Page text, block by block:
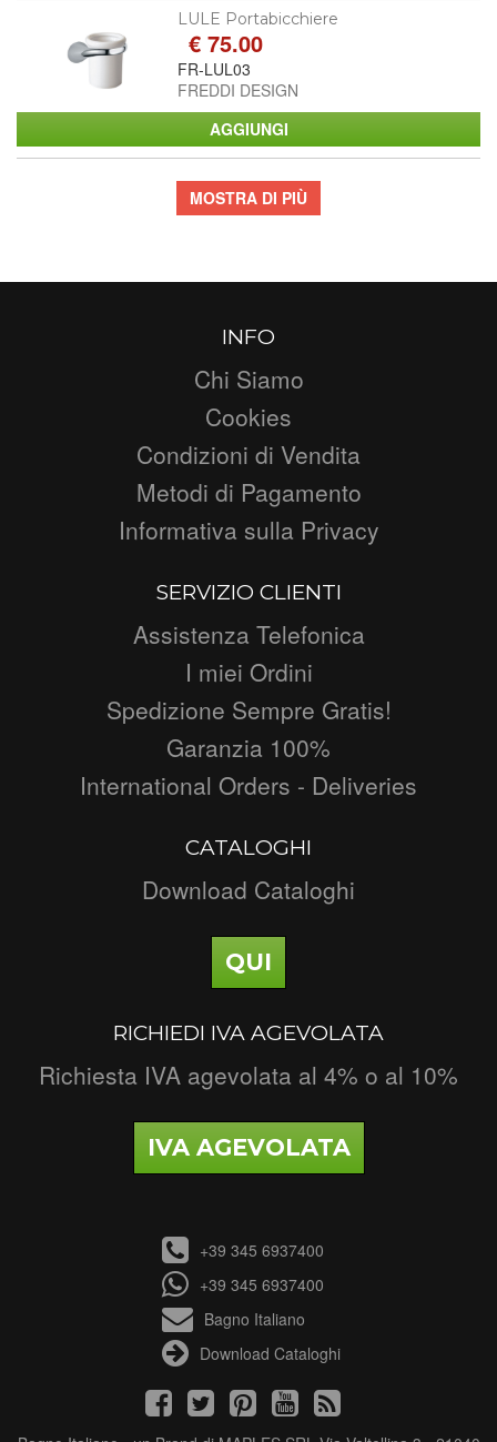
LULE Portabicchiere
€ 75.00
FR-LUL03
FREDDI DESIGN
MOSTRA DI PIÙ
INFO
Chi Siamo
Cookies
Condizioni di Vendita
Metodi di Pagamento
Informativa sulla Privacy
SERVIZIO CLIENTI
Assistenza Telefonica
I miei Ordini
Spedizione Sempre Gratis!
Garanzia 100%
International Orders - Deliveries
CATALOGHI
Download Cataloghi
QUI
RICHIEDI IVA AGEVOLATA
Richiesta IVA agevolata al 4% o al 10%
IVA AGEVOLATA
+39 345 6937400
+39 345 6937400
Bagno Italiano
Download Cataloghi